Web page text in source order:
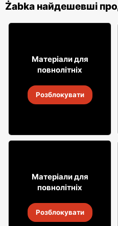
Żabka найдешевші
3199
Алкогольні напої Soplica
18 серп. 2026
Матеріали для
повнолітніх
Розблокувати
7 99
Випий Captain Morgan
18 серп. 2026
Матеріали для
повнолітніх
Розблокувати